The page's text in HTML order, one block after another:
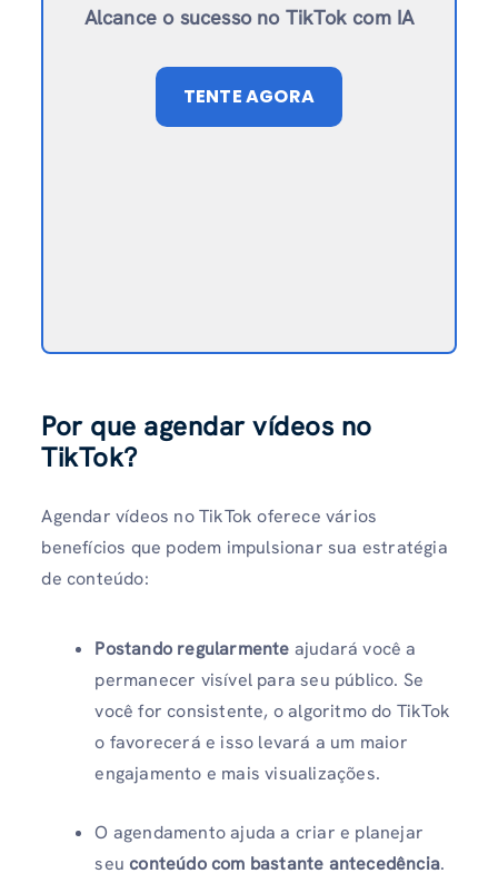
Alcance o sucesso no TikTok com IA
TENTE AGORA
Por que agendar vídeos no
TikTok?
Agendar vídeos no TikTok oferece vários
benefícios que podem impulsionar sua estratégia
de conteúdo:
Postando regularmente ajudará você a
permanecer visível para seu público. Se
você for consistente, o algoritmo do TikTok
o favorecerá e isso levará a um maior
engajamento e mais visualizações.
O agendamento ajuda a criar e planejar
seuconteúdo com bastante antecedência.